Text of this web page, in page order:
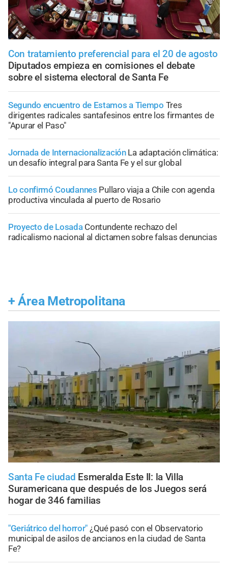
Con tratamiento preferencial para el 20 de agosto
Diputados empieza en comisiones el debate
sobre el sistema electoral de Santa Fe
Segundo encuentro de Estamos a Tiempo Tres
dirigentes radicales santafesinos entre los firmantes de
"Apurar el Paso"
Jornada de Internacionalización La adaptación climática:
un desafío integral para Santa Fe y el sur global
Lo confirmó Coudannes Pullaro viaja a Chile con agenda
productiva vinculada al puerto de Rosario
Proyecto de Losada Contundente rechazo del
radicalismo nacional al dictamen sobre falsas denuncias
+ Área Metropolitana
Santa Fe ciudad Esmeralda Este II: la Villa
Suramericana que después de los Juegos será
hogar de 346 familias
"Geriátrico del horror" ¿Qué pasó con el Observatorio
municipal de asilos de ancianos en la ciudad de Santa
Fe?